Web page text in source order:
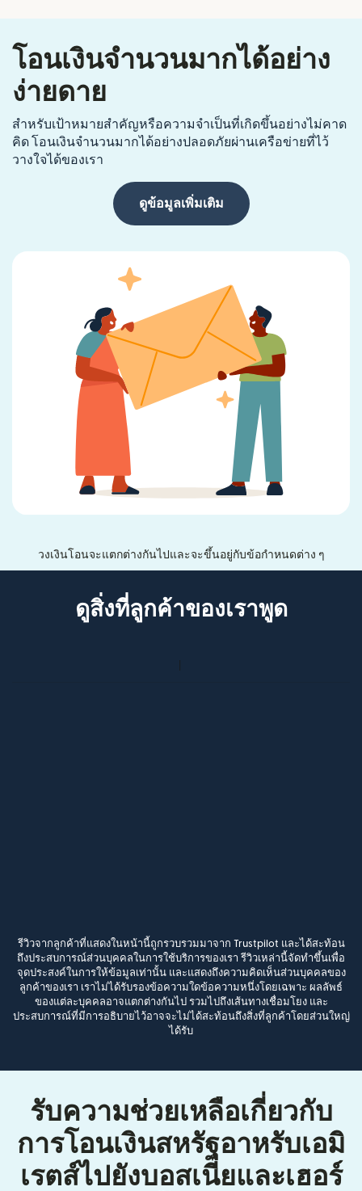
โอนเงินจำนวนมากได้อย่าง
ง่ายดาย
สำหรับเป้าหมายสำคัญหรือความจำเป็นที่เกิดขึ้นอย่างไม่คาด
คิด โอนเงินจำนวนมากได้อย่างปลอดภัยผ่านเครือข่ายที่ไว้
วางใจได้ของเรา
ดูข้อมูลเพิ่มเติม
วงเงินโอนจะแตกต่างกันไปและจะขึ้นอยู่กับข้อกำหนดต่าง ๆ
ดูสิ่งที่ลูกค้าของเราพูด
รีวิวจากลูกค้าที่แสดงในหน้านี้ถูกรวบรวมมาจาก Trustpilot และได้สะท้อน
ถึงประสบการณ์ส่วนบุคคลในการใช้บริการของเรา รีวิวเหล่านี้จัดทำขึ้นเพื่อ
จุดประสงค์ในการให้ข้อมูลเท่านั้น และแสดงถึงความคิดเห็นส่วนบุคคลของ
ลูกค้าของเรา เราไม่ได้รับรองข้อความใดข้อความหนึ่งโดยเฉพาะ ผลลัพธ์
ของแต่ละบุคคลอาจแตกต่างกันไป รวมไปถึงเส้นทางเชื่อมโยง และ
ประสบการณ์ที่มีการอธิบายไว้อาจจะไม่ได้สะท้อนถึงสิ่งที่ลูกค้าโดยส่วนใหญ่
ได้รับ
รับความช่วยเหลือเกี่ยวกับ
การโอนเงินสหรัฐอาหรับเอมิ
เรตส์ไปยังบอสเนียและเฮอร์